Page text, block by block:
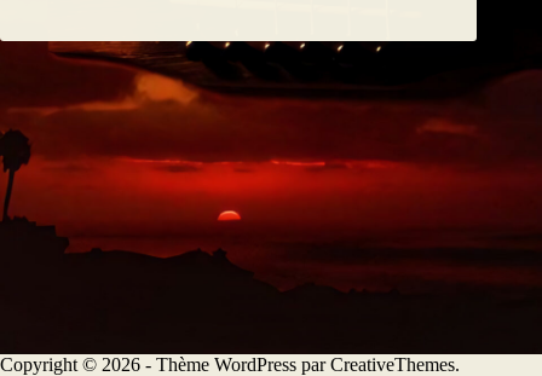
Copyright © 2026 - Thème WordPress parCreativeThemes.